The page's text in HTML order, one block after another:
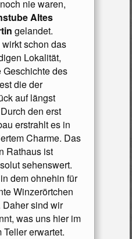
nie waren,
Altes
gelandet.
schon das
Lokalität,
des
die der
auf längst
den erst
erstrahlt es in
Charme. Das
Rathaus ist
sehenswert.
dem ohnehin für
Winzerörtchen
Daher sind wir
was uns hier im
erwartet.